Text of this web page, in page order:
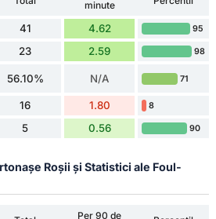
minute
41 4.62 95
23 2.59 98
56.10% N/A 71
16 1.80 8
5 0.56 90
Roșii și Statistici ale Foul-
Per 90 de